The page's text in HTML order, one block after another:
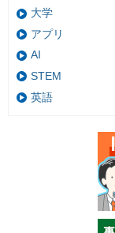
大学
アプリ
AI
STEM
英語